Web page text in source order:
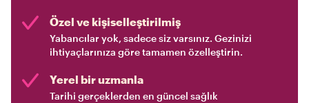
Özel ve kişiselleştirilmiş
Yabancılar yok, sadece siz varsınız. Gezinizi
ihtiyaçlarınıza göre tamamen özelleştirin.
Yerel bir uzmanla
Tarihi gerçeklerden en güncel sağlık